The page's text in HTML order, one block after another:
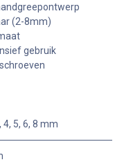
(2-8mm)
gebruik
4, 5, 6, 8 mm